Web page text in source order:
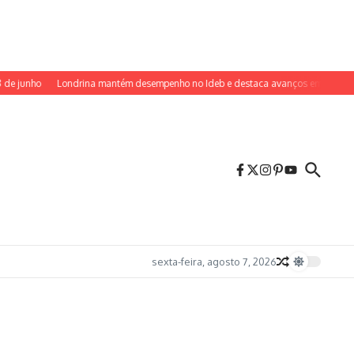
Londrina mantém desempenho no Ideb e destaca avanços em escolas
sexta-feira, agosto 7, 2026